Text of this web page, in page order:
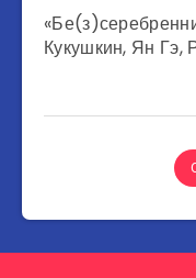
Кукушкин, Ян Гэ,